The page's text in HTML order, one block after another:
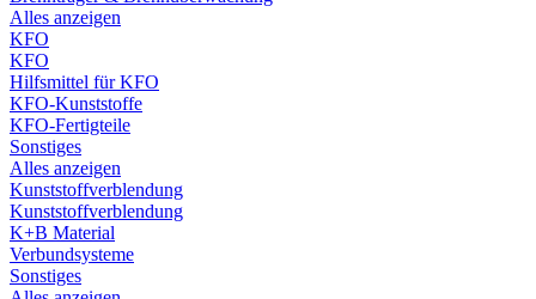
Alles anzeigen
KFO
KFO
Hilfsmittel für KFO
KFO-Kunststoffe
KFO-Fertigteile
Sonstiges
Alles anzeigen
Kunststoffverblendung
Kunststoffverblendung
K+B Material
Verbundsysteme
Sonstiges